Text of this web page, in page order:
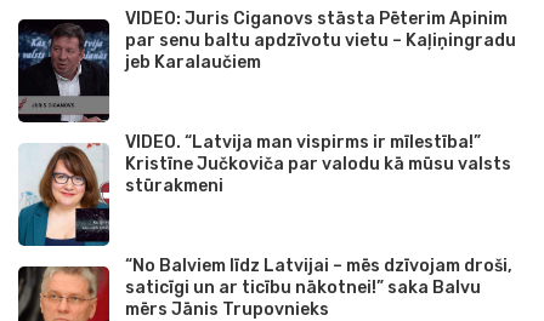
VIDEO: Juris Ciganovs stāsta Pēterim Apinim
par senu baltu apdzīvotu vietu – Kaļiņingradu
jeb Karalaučiem
VIDEO. “Latvija man vispirms ir mīlestība!”
Kristīne Jučkoviča par valodu kā mūsu valsts
stūrakmeni
“No Balviem līdz Latvijai – mēs dzīvojam droši,
saticīgi un ar ticību nākotnei!” saka Balvu
mērs Jānis Trupovnieks